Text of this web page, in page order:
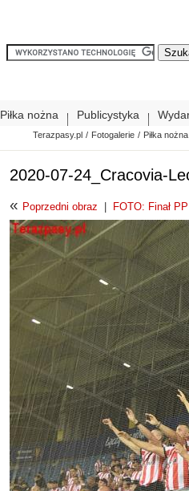
Piłka nożna Publicystyka
Terazpasy.pl / Fotogalerie / Piłka nożna
2020-07-24_Cracovia-
« Poprzedni obraz FOTO: Finał